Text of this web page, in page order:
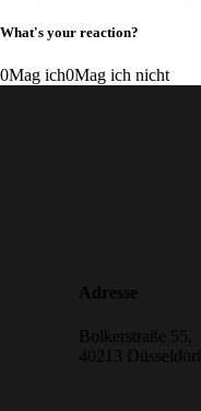
What's your reaction?
0Mag ich0Mag ich nicht
Adresse
Bolkerstraße 55,
40213 Düsseldorf